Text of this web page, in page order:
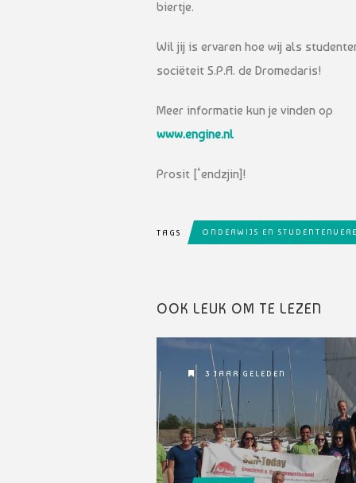
biertje.
Wil jij is ervaren hoe wij als
sociëteit S.P.A. de Dromedaris!
Meer informatie kun je vinden op
www.engine.nl
Prosit [‘endzjin]!
TAGS ONDERWIJS EN
OOK LEUK OM TE LEZEN
3 JAAR GELEDEN